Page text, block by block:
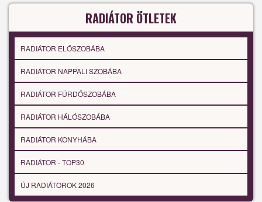
RADIÁTOR ÖTLETEK
RADIÁTOR ELŐSZOBÁBA
RADIÁTOR NAPPALI SZOBÁBA
RADIÁTOR FÜRDŐSZOBÁBA
RADIÁTOR HÁLÓSZOBÁBA
RADIÁTOR KONYHÁBA
RADIÁTOR - TOP30
ÚJ RADIÁTOROK 2026